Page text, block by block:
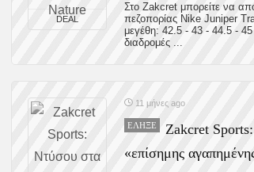
DEAL
Στο Zakcret μπορείτε να
πεζοπορίας Nike Juniper
μεγέθη: 42.5 - 43 - 44.5 -
διαδρομές ...
11 μήνες ago
ΈΛΗΞΕ
Zakcret
«επίσημης